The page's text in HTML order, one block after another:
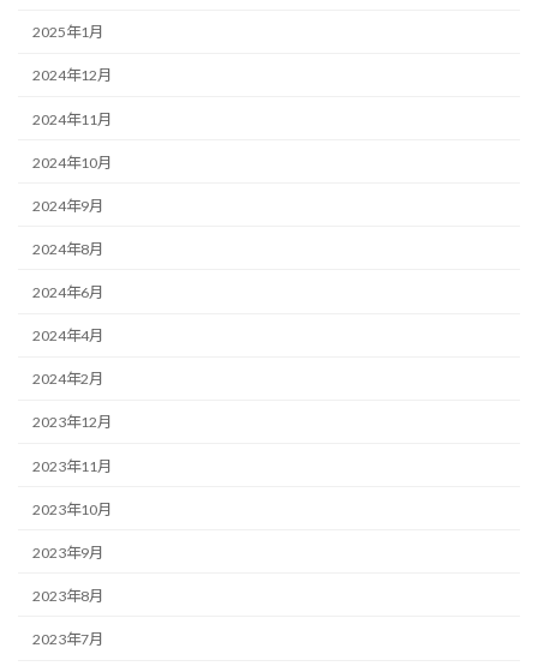
2025年1月
2024年12月
2024年11月
2024年10月
2024年9月
2024年8月
2024年6月
2024年4月
2024年2月
2023年12月
2023年11月
2023年10月
2023年9月
2023年8月
2023年7月